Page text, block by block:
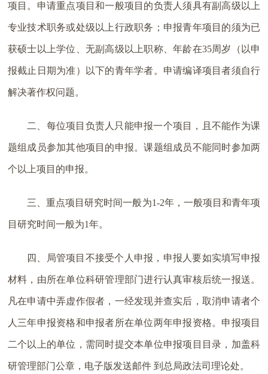
项目。申请重点项目和一般项目的负责人须具有副高级以上
专业技术职务或处级以上行政职务；申报青年项目的须为已
获硕士以上学位、无副高级以上职称、年龄在35周岁（以申
报截止日期为准）以下的青年学者。申请编译项目者须自行
解决著作权问题。
二、每位项目负责人只能申报一个项目，且不能作为课
题组成员参加其他项目的申报。课题组成员不能同时参加两
个以上项目的申报。
三、重点项目研究时间一般为1-2年，一般项目和青年项
目研究时间一般为1年。
四、局管项目不接受个人申报，申报人要如实填写申报
材料，由所在单位科研管理部门进行认真审核后统一报送。
凡在申请中弄虚作假者，一经发现并查实后，取消申请者个
人三年申报资格和申报者所在单位两年申报资格。申报项目
二个以上的单位，需同时提交本单位申报项目目录，加盖科
研管理部门公章，电子版发送邮件 到总局政法司理论处。